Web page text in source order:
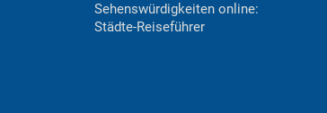
Sehenswürdigkeiten online:
Städte-Reiseführer